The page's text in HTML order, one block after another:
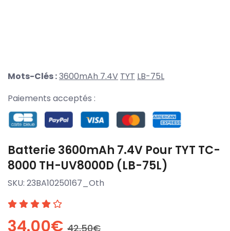
Mots-Clés :3600mAh 7.4V TYT LB-75L
Paiements acceptés :
Batterie 3600mAh 7.4V Pour TYT TC-
8000 TH-UV8000D (LB-75L)
SKU: 23BA10250167_Oth
34.00€ 42.50€